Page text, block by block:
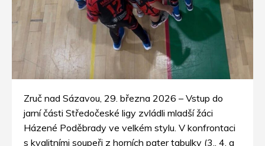
Zruč nad Sázavou, 29. března 2026 – Vstup do
jarní části Středočeské ligy zvládli mladší žáci
Házené Poděbrady ve velkém stylu. V konfrontaci
s kvalitními soupeři z horních pater tabulky (3., 4. a